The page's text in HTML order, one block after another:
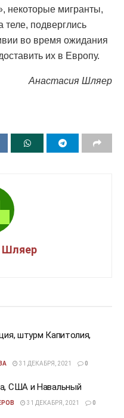
некоторые мигранты,
теле, подверглись
во время ожидания
их в Европу.
Анастасия Шляер
Шляер
штурм Капитолия,
31 ДЕКАБРЯ, 2021 0
США и Навальный
31 ДЕКАБРЯ, 2021 0